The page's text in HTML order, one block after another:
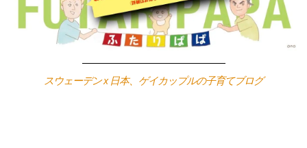
スウェーデン x 日本、ゲイカップルの子育てブログ